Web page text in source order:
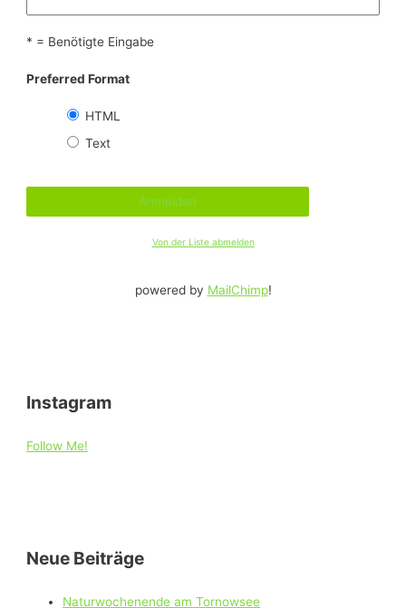
* = Benötigte Eingabe
Preferred Format
HTML
Text
Von der Liste abmelden
powered by MailChimp!
Instagram
Follow Me!
Neue Beiträge
Naturwochenende am Tornowsee